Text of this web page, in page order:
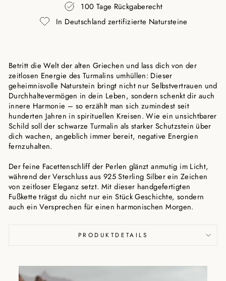
100 Tage Rückgaberecht
In Deutschland zertifizierte Natursteine
Betritt die Welt der alten Griechen und lass dich von der
zeitlosen Energie des Turmalins umhüllen: Dieser
geheimnisvolle Naturstein bringt nicht nur Selbstvertrauen und
Durchhaltevermögen in dein Leben, sondern schenkt dir auch
innere Harmonie – so erzählt man sich zumindest seit
hunderten Jahren in spirituellen Kreisen. Wie ein unsichtbarer
Schild soll der schwarze Turmalin als starker Schutzstein über
dich wachen, angeblich immer bereit, negative Energien
fernzuhalten.
Der feine Facettenschliff der Perlen glänzt anmutig im Licht,
während der Verschluss aus 925 Sterling Silber ein Zeichen
von zeitloser Eleganz setzt. Mit dieser handgefertigten
Fußkette trägst du nicht nur ein Stück Geschichte, sondern
auch ein Versprechen für einen harmonischen Morgen.
PRODUKTDETAILS